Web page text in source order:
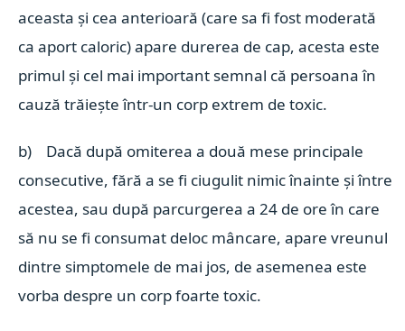
aceasta și cea anterioară (care sa fi fost moderată
ca aport caloric) apare durerea de cap, acesta este
primul și cel mai important semnal că persoana în
cauză trăiește într-un corp extrem de toxic.
b) Dacă după omiterea a două mese principale
consecutive, fără a se fi ciugulit nimic înainte și între
acestea, sau după parcurgerea a 24 de ore în care
să nu se fi consumat deloc mâncare, apare vreunul
dintre simptomele de mai jos, de asemenea este
vorba despre un corp foarte toxic.